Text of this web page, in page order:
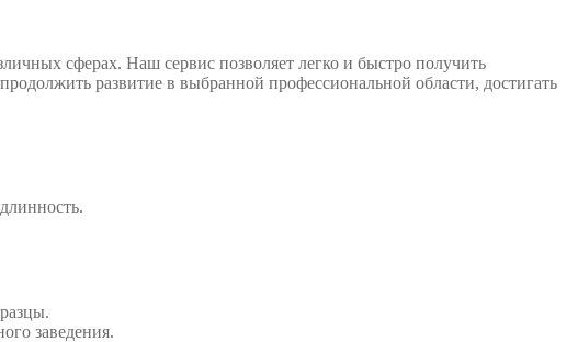
сферах. Наш сервис позволяет легко и быстро получить
развитие в выбранной профессиональной области, достигать
заведения.